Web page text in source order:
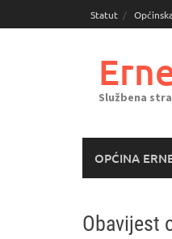
do
Statut
Službena
OPĆINA
Obavijest